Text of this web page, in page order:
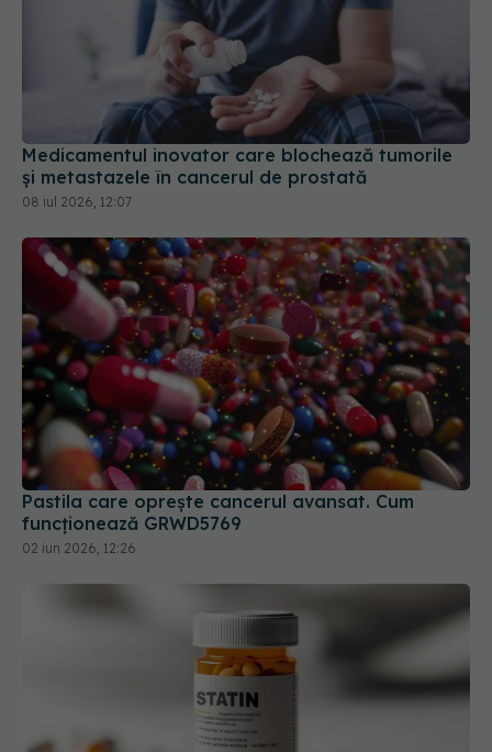
Medicamentul inovator care blochează tumorile
și metastazele în cancerul de prostată
08 iul 2026, 12:07
Pastila care oprește cancerul avansat. Cum
funcționează GRWD5769
02 iun 2026, 12:26